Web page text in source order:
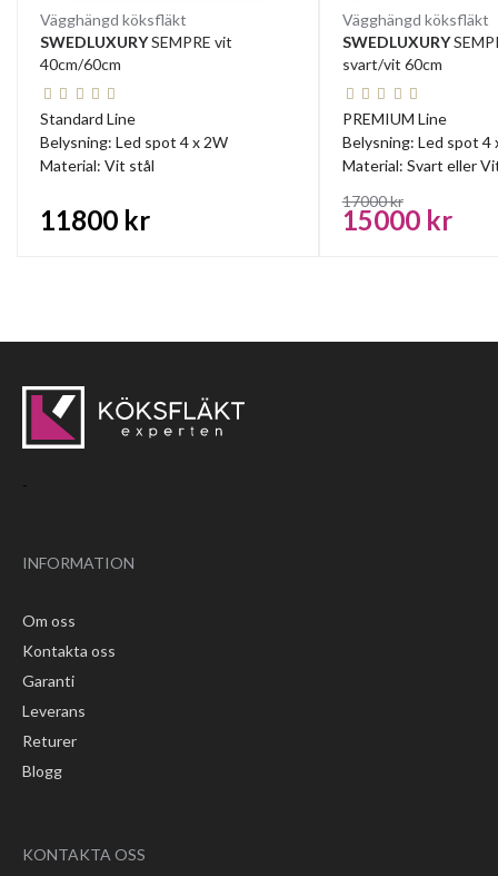
Vägghängd köksfläkt
SWEDLUXURYSEMPRE vit
40cm/60cm
11800 kr
Standard Line
Belysning: Led spot 4 x 2W
Material: Vit stål
Vägghängd köksfläkt
SWEDLUXURY
svart/vit 60cm
15000 kr
17000 kr
PREMIUM Line
Belysning: Led spot 4
Material: Svart eller
-
INFORMATION
Om oss
Kontakta oss
Garanti
Leverans
Returer
Blogg
KONTAKTA OSS